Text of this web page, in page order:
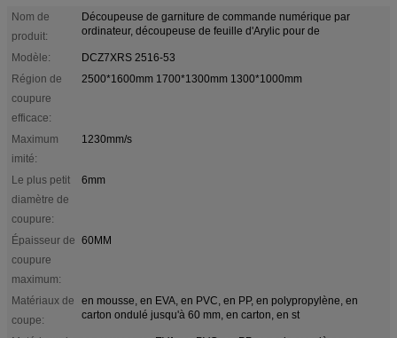
Nom de
produit:
Découpeuse de garniture de commande numérique par
ordinateur, découpeuse de feuille d'Arylic pour de
Modèle:
DCZ7XRS 2516-53
Région de
coupure
efficace:
2500*1600mm 1700*1300mm 1300*1000mm
Maximum
imité:
1230mm/s
Le plus petit
diamètre de
coupure:
6mm
Épaisseur de
coupure
maximum:
60MM
Matériaux de
coupe:
en mousse, en EVA, en PVC, en PP, en polypropylène, en
carton ondulé jusqu'à 60 mm, en carton, en st